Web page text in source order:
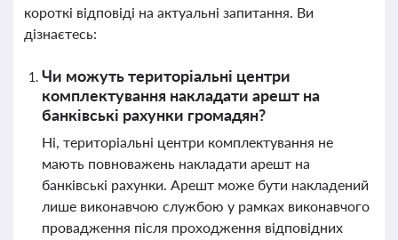
короткі відповіді на актуальні запитання. Ви
дізнаєтесь:
Чи можуть територіальні центри
комплектування накладати арешт на
банківські рахунки громадян?
Ні, територіальні центри комплектування не
мають повноважень накладати арешт на
банківські рахунки. Арешт може бути накладений
лише виконавчою службою у рамках виконавчого
провадження після проходження відповідних